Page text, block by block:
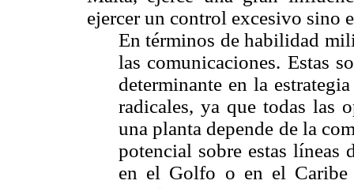
ejercer un control excesivo sino
En términos de habilidad
las comunicaciones. Estas
determinante en la
radicales, ya que todas las
una planta depende de la
potencial sobre estas líneas
en el Golfo o en el